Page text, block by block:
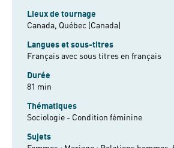
Lieux de tournage
Canada, Québec (Canada)
Langues et sous-titres
Français avec sous titres en français
Durée
81 min
Thématiques
Sociologie - Condition féminine
Sujets